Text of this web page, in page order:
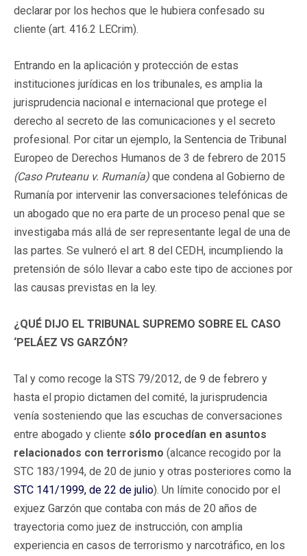
declarar por los hechos que le hubiera confesado su
cliente (art. 416.2 LECrim).
Entrando en la aplicación y protección de estas
instituciones jurídicas en los tribunales, es amplia la
jurisprudencia nacional e internacional que protege el
derecho al secreto de las comunicaciones y el secreto
profesional. Por citar un ejemplo, la Sentencia de Tribunal
Europeo de Derechos Humanos de 3 de febrero de 2015
(Caso Pruteanu v. Rumanía) que condena al Gobierno de
Rumanía por intervenir las conversaciones telefónicas de
un abogado que no era parte de un proceso penal que se
investigaba más allá de ser representante legal de una de
las partes. Se vulneró el art. 8 del CEDH, incumpliendo la
pretensión de sólo llevar a cabo este tipo de acciones por
las causas previstas en la ley.
¿QUÉ DIJO EL TRIBUNAL SUPREMO SOBRE EL CASO
‘PELÁEZ VS GARZÓN?
Tal y como recoge la STS 79/2012, de 9 de febrero y
hasta el propio dictamen del comité, la jurisprudencia
venía sosteniendo que las escuchas de conversaciones
entre abogado y cliente sólo procedían en asuntos
relacionados con terrorismo (alcance recogido por la
STC 183/1994, de 20 de junio y otras posteriores como la
STC 141/1999, de 22 de julio). Un límite conocido por el
exjuez Garzón que contaba con más de 20 años de
trayectoria como juez de instrucción, con amplia
experiencia en casos de terrorismo y narcotráfico, en los